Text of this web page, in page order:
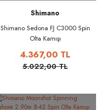
Shimano
Shimano Sedona FJ C3000 Spin
Olta Kamışı
4.367,00 TL
5.022,00 TL